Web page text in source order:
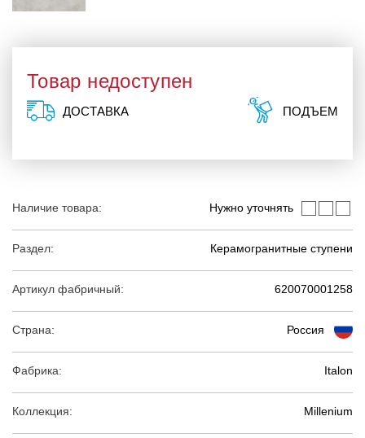
Наличие товара: Нужно уточнять
Раздел: Керамогранитные ступени
Артикул фабричный: 620070001258
Страна: Россия
Фабрика: Italon
Коллекция: Millenium
Товар недоступен
ДОСТАВКА ПОДЪЕМ